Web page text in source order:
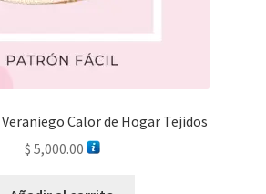
Calor de Hogar Tejidos
$ 5,000.00